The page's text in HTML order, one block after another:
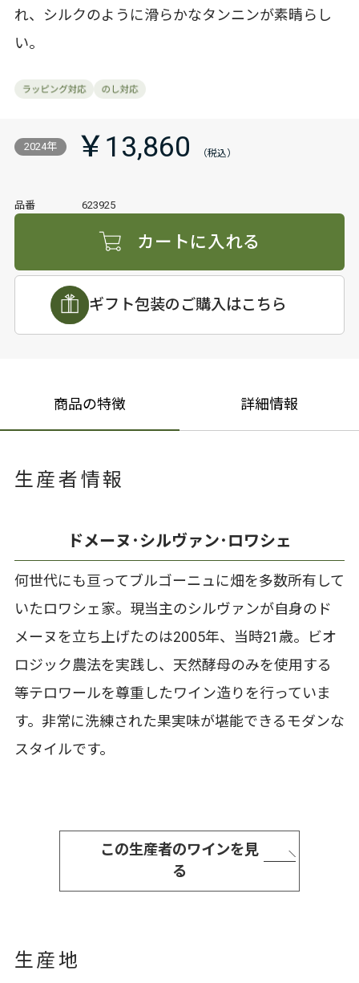
れ、シルクのように滑らかなタンニンが素晴らし
い。
2024年 ￥13,860
品番 623925
カートに入れる
ギフト包装のご購入はこちら
商品の特徴 詳細情報
生産者情報
ドメーヌ･シルヴァン･ロワシェ
何世代にも亘ってブルゴーニュに畑を多数所有して
いたロワシェ家。現当主のシルヴァンが自身のド
メーヌを立ち上げたのは2005年、当時21歳。ビオ
ロジック農法を実践し、天然酵母のみを使用する
等テロワールを尊重したワイン造りを行っていま
す。非常に洗練された果実味が堪能できるモダンな
スタイルです。
この生産者のワインを見
る
生産地